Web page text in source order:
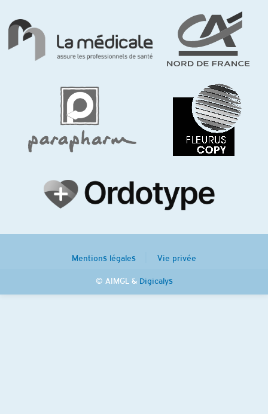
Mentions légales Vie privée
© AIMGL & Digicalys